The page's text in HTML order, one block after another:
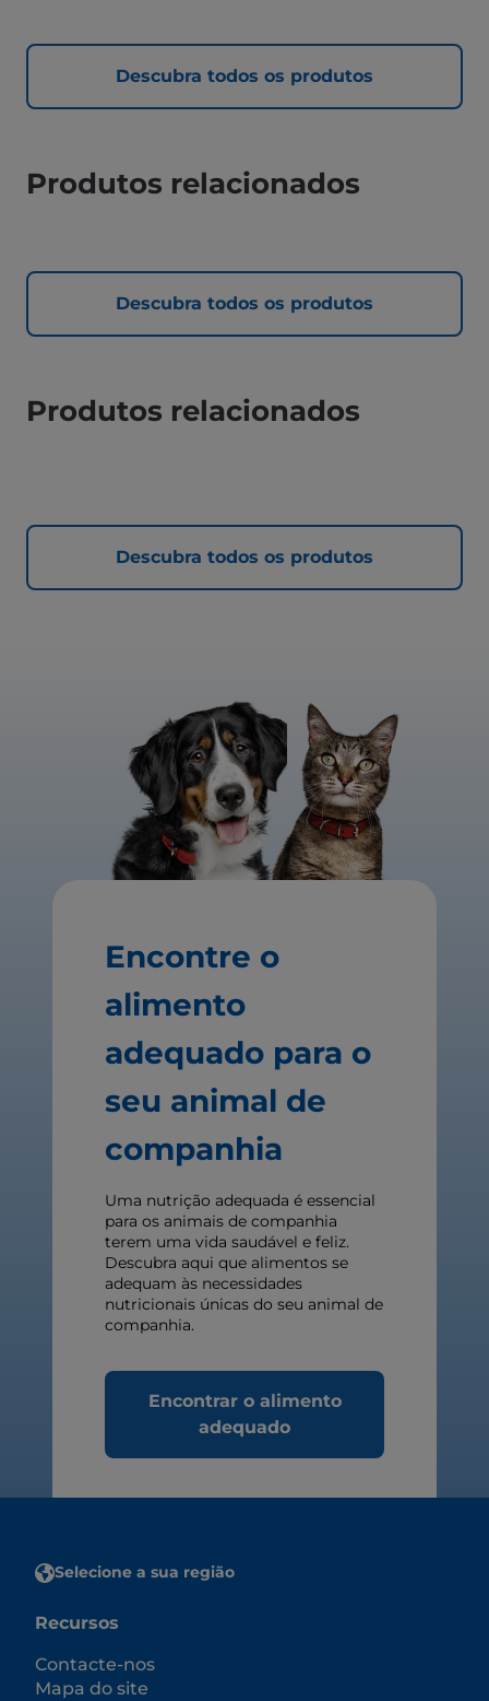
Descubra todos os produtos
Produtos relacionados
Descubra todos os produtos
Produtos relacionados
Descubra todos os produtos
Encontre o
alimento
adequado para o
seu animal de
companhia
Uma nutrição adequada é essencial
para os animais de companhia
terem uma vida saudável e feliz.
Descubra aqui que alimentos se
adequam às necessidades
nutricionais únicas do seu animal de
companhia.
Encontrar o alimento
adequado
Selecione a sua região
Recursos
Contacte-nos
Mapa do site